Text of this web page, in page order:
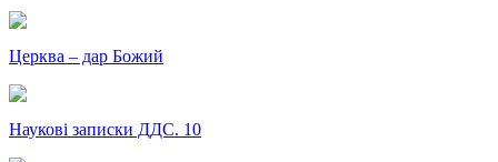
Церква – дар Божий
Наукові записки ДДС. 10